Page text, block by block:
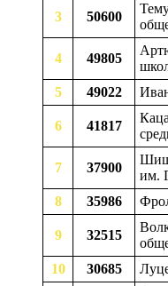
3 50600
4 49805
5
49022
6 41817
7 37900
им.
8
35986
9 32515
10
30685